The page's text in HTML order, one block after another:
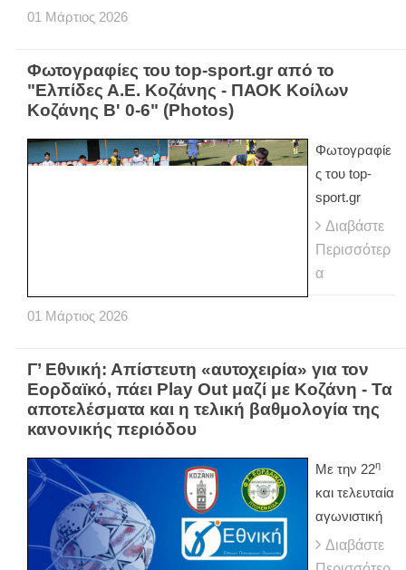
01 Μάρτιος 2026
Φωτογραφίες του top-sport.gr από το
"Ελπίδες Α.Ε. Κοζάνης - ΠΑΟΚ Κοίλων
Κοζάνης Β' 0-6" (Photos)
Φωτογραφίε
ς του top-
sport.gr
Διαβάστε
Περισσότερ
α
01 Μάρτιος 2026
Γ’ Εθνική: Απίστευτη «αυτοχειρία» για τον
Εορδαϊκό, πάει Play Out μαζί με Κοζάνη - Τα
αποτελέσματα και η τελική βαθμολογία της
κανονικής περιόδου
Με την 22η
και τελευταία
αγωνιστική
Διαβάστε